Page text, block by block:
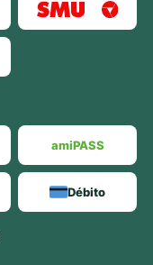
amiPASS
Débito